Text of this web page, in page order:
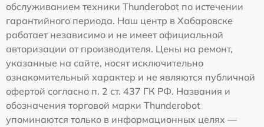
обслуживанием техники Thunderobot по истечении
гарантийного периода. Наш центр в Хабаровске
работает независимо и не имеет официальной
авторизации от производителя. Цены на ремонт,
указанные на сайте, носят исключительно
ознакомительный характер и не являются публичной
офертой согласно п. 2 ст. 437 ГК РФ. Названия и
обозначения торговой марки Thunderobot
упоминаются только в информационных целях —